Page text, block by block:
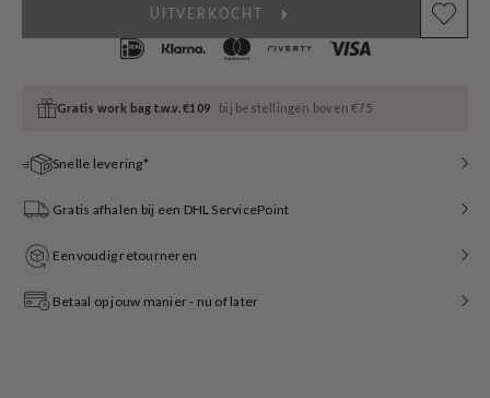
UITVERKOCHT
Gratis work bag t.w.v. €109 bij bestellingen boven €75
Snelle levering*
Gratis afhalen bij een DHL ServicePoint
Eenvoudig retourneren
Betaal op jouw manier - nu of later